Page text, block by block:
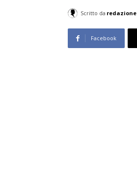
Scritto da redazione
Facebook